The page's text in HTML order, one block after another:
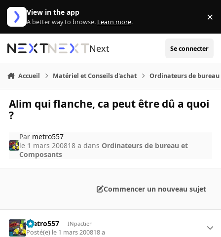
Aller au contenu
View in the app
A better way to browse. Learn more. ×
Next Se connecter
Accueil Matériel et Conseils d'achat Ordinateurs de bureau
Alim qui flanche, ca peut être dû a quoi
?
Par metro557
le 1 mars 200818 a dans Ordinateurs de bureau et
Composants
Commencer un nouveau sujet
metro557 INpactien
Posté(e) le 1 mars 200818 a